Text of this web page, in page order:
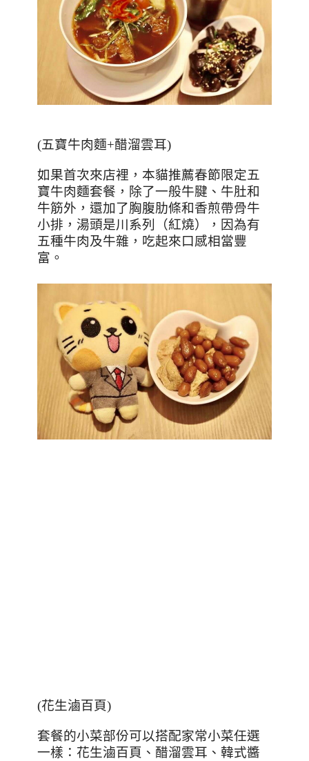
(五寶牛肉麵+醋溜雲耳)
如果首次來店裡，本貓推薦春節限定五
寶牛肉麵套餐，除了一般牛腱、牛肚和
牛筋外，還加了胸腹肋條和香煎帶骨牛
小排，湯頭是川系列（紅燒），因為有
五種牛肉及牛雜，吃起來口感相當豐
富。
(花生滷百頁)
套餐的小菜部份可以搭配家常小菜任選
一樣：花生滷百頁、醋溜雲耳、韓式醬